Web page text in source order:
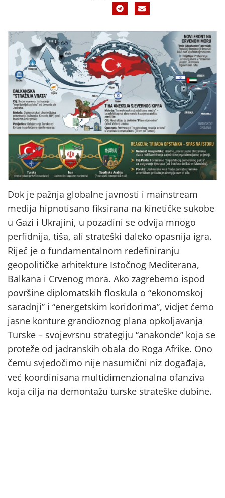
Dok je pažnja globalne javnosti i mainstream
medija hipnotisano fiksirana na kinetičke sukobe
u Gazi i Ukrajini, u pozadini se odvija mnogo
perfidnija, tiša, ali strateški daleko opasnija igra.
Riječ je o fundamentalnom redefiniranju
geopolitičke arhitekture Istočnog Mediterana,
Balkana i Crvenog mora. Ako zagrebemo ispod
površine diplomatskih floskula o “ekonomskoj
saradnji” i “energetskim koridorima”, vidjet ćemo
jasne konture grandioznog plana opkoljavanja
Turske – svojevrsnu strategiju “anakonde” koja se
proteže od jadranskih obala do Roga Afrike. Ono
čemu svjedočimo nije nasumični niz događaja,
već koordinisana multidimenzionalna ofanziva
koja cilja na demontažu turske strateške dubine.